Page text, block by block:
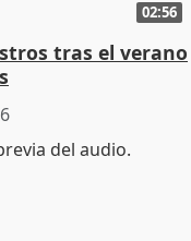
02:56
tras el verano